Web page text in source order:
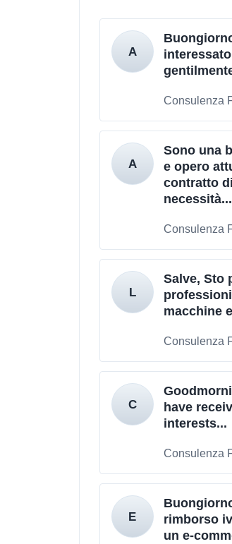
Consulenza
Sono una
e opero
contratto
necessità...
Consulenza
Salve, Sto
macchine
Consulenza
have
interests...
Consulenza
rimborso
un e-